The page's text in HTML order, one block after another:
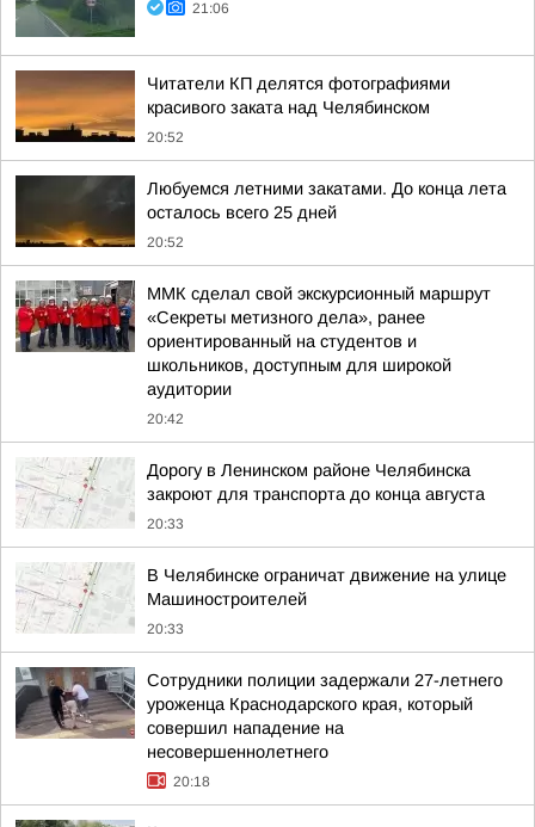
21:06
Читатели КП делятся фотографиями
красивого заката над Челябинском
20:52
Любуемся летними закатами. До конца лета
осталось всего 25 дней
20:52
ММК сделал свой экскурсионный маршрут
«Секреты метизного дела», ранее
ориентированный на студентов и
школьников, доступным для широкой
аудитории
20:42
Дорогу в Ленинском районе Челябинска
закроют для транспорта до конца августа
20:33
В Челябинске ограничат движение на улице
Машиностроителей
20:33
Сотрудники полиции задержали 27-летнего
уроженца Краснодарского края, который
совершил нападение на
несовершеннолетнего
20:18